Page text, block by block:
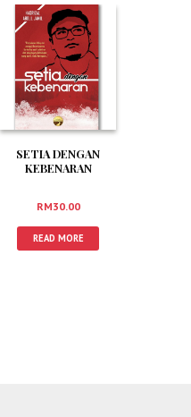
SETIA DENGAN
KEBENARAN
RM30.00
READ MORE